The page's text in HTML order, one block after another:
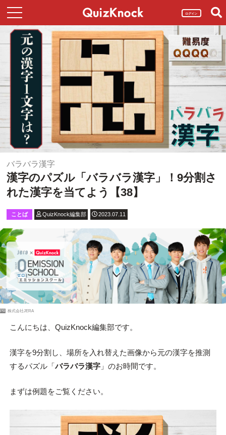
ログイン
バラバラ漢字
漢字のパズル「バラバラ漢字」！9分割さ
れた漢字を当てよう【38】
ことば QuizKnock編集部 2023.07.11
PR 株式会社JERA
こんにちは、QuizKnock編集部です。
漢字を9分割し、場所を入れ替えた画像から元の漢字を推測
するパズル「バラバラ漢字」のお時間です。
まずは例題をご覧ください。